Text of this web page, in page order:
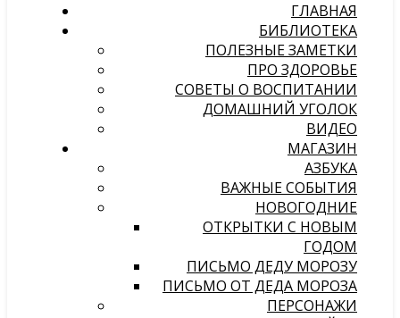
ГЛАВНАЯ
БИБЛИОТЕКА
ПОЛЕЗНЫЕ ЗАМЕТКИ
ПРО ЗДОРОВЬЕ
СОВЕТЫ О ВОСПИТАНИИ
ДОМАШНИЙ УГОЛОК
ВИДЕО
МАГАЗИН
АЗБУКА
ВАЖНЫЕ СОБЫТИЯ
НОВОГОДНИЕ
ОТКРЫТКИ С НОВЫМ
ГОДОМ
ПИСЬМО ДЕДУ МОРОЗУ
ПИСЬМО ОТ ДЕДА МОРОЗА
ПЕРСОНАЖИ